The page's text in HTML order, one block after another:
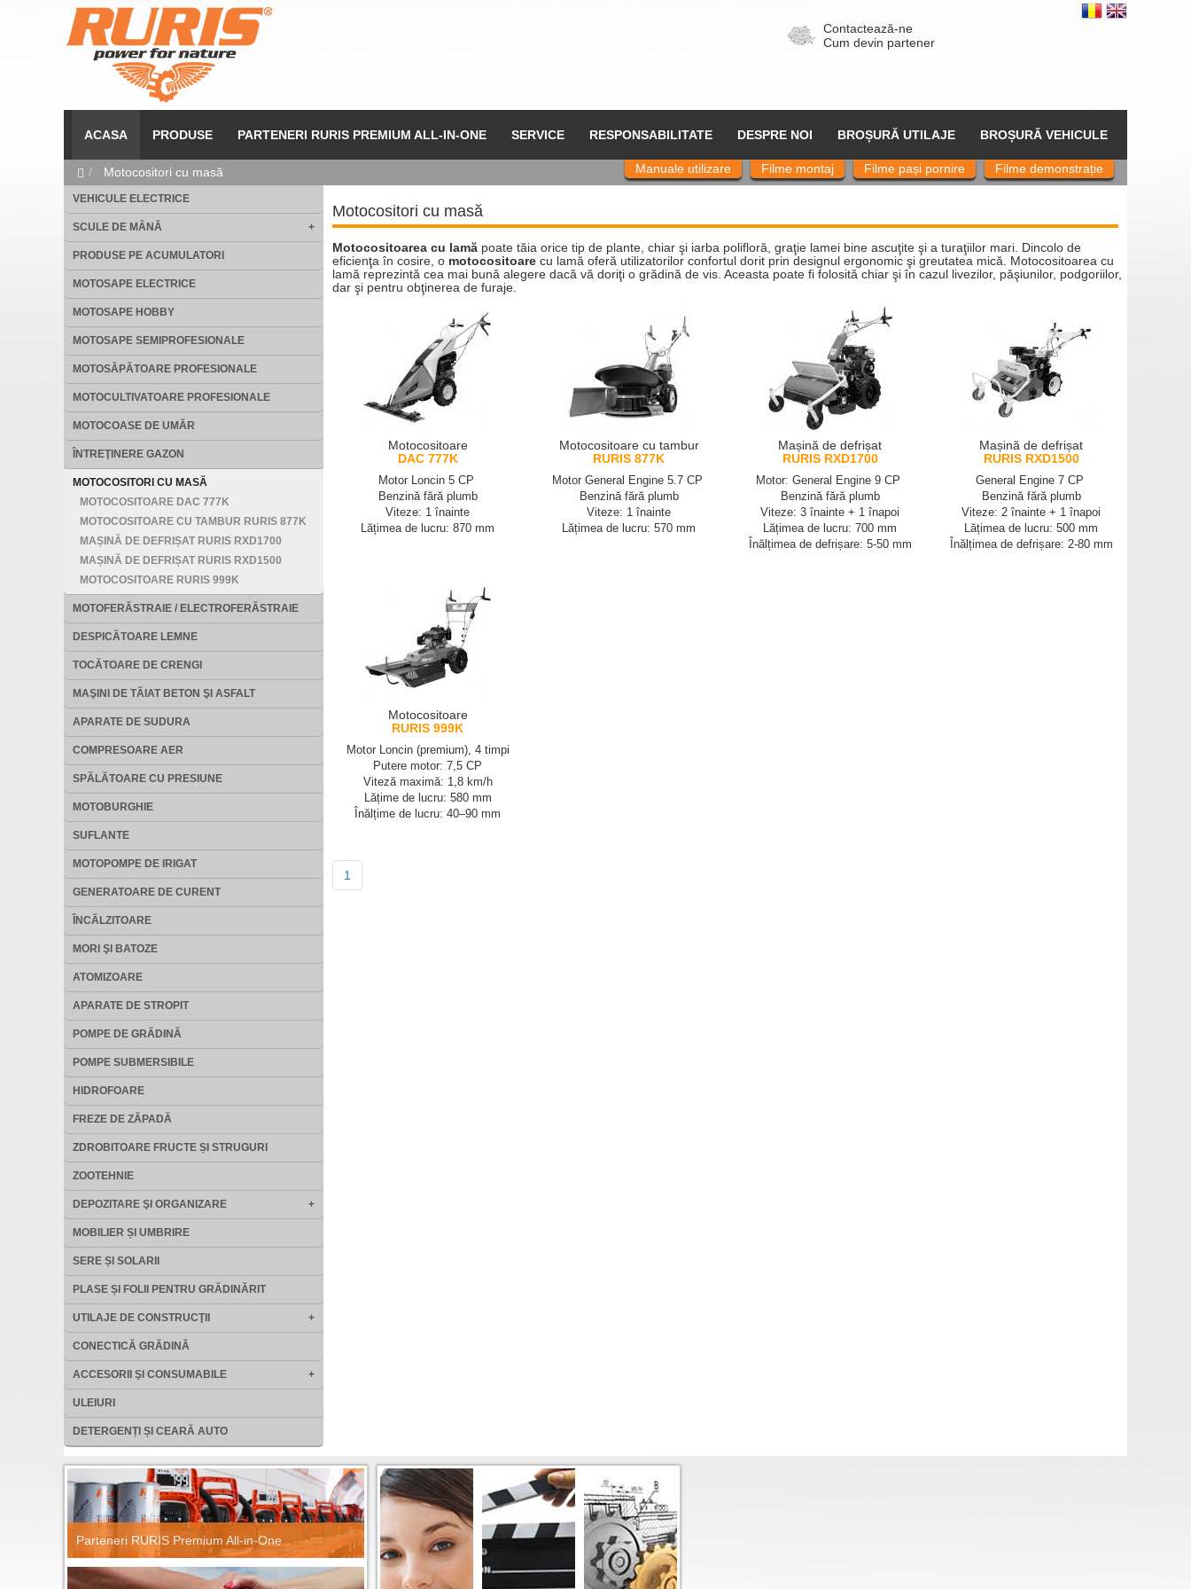
Contactează-ne
Cum devin partener
ACASA PRODUSE PARTENERI RURIS PREMIUM ALL-IN-ONE SERVICE RESPONSABILITATE DESPRE NOI BROȘURĂ UTILAJE BROȘURĂ VEHICULE
Motocositori cu masă Filme demonstrație
Filme pași pornire
Filme montaj
Manuale utilizare
VEHICULE ELECTRICE
SCULE DE MÂNĂ +
PRODUSE PE ACUMULATORI
MOTOSAPE ELECTRICE
MOTOSAPE HOBBY
MOTOSAPE SEMIPROFESIONALE
MOTOSĂPĂTOARE PROFESIONALE
MOTOCULTIVATOARE PROFESIONALE
MOTOCOASE DE UMĂR
ÎNTREŢINERE GAZON
MOTOCOSITORI CU MASĂ
MOTOCOSITOARE DAC 777K
MOTOCOSITOARE CU TAMBUR RURIS 877K
MAȘINĂ DE DEFRIȘAT RURIS RXD1700
MAȘINĂ DE DEFRIȘAT RURIS RXD1500
MOTOCOSITOARE RURIS 999K
MOTOFERĂSTRAIE / ELECTROFERĂSTRAIE
DESPICĂTOARE LEMNE
TOCĂTOARE DE CRENGI
MAŞINI DE TĂIAT BETON ŞI ASFALT
APARATE DE SUDURA
COMPRESOARE AER
SPĂLĂTOARE CU PRESIUNE
MOTOBURGHIE
SUFLANTE
MOTOPOMPE DE IRIGAT
GENERATOARE DE CURENT
ÎNCĂLZITOARE
MORI ŞI BATOZE
ATOMIZOARE
APARATE DE STROPIT
POMPE DE GRĂDINĂ
POMPE SUBMERSIBILE
HIDROFOARE
FREZE DE ZĂPADĂ
ZDROBITOARE FRUCTE ȘI STRUGURI
ZOOTEHNIE
DEPOZITARE ŞI ORGANIZARE +
MOBILIER ȘI UMBRIRE
SERE ȘI SOLARII
PLASE ȘI FOLII PENTRU GRĂDINĂRIT
UTILAJE DE CONSTRUCŢII +
CONECTICĂ GRĂDINĂ
ACCESORII ŞI CONSUMABILE +
ULEIURI
DETERGENȚI ȘI CEARĂ AUTO
Motocositori cu masă
Motocositoarea cu lamăpoate tăia orice tip de plante, chiar şi iarba polifloră, graţie lamei bine ascuţite şi a turaţiilor mari. Dincolo de
eficienţa în cosire, omotocositoarecu lamă oferă utilizatorilor confortul dorit prin designul ergonomic şi greutatea mică. Motocositoarea cu
lamă reprezintă cea mai bună alegere dacă vă doriţi o grădină de vis. Aceasta poate fi folosită chiar şi în cazul livezilor, păşiunilor, podgoriilor,
dar şi pentru obţinerea de furaje.
Motocositoare
DAC 777K
Motor Loncin 5 CP
Benzină fără plumb
Viteze: 1 înainte
Lățimea de lucru: 870 mm
Motocositoare cu tambur
RURIS 877K
Motor General Engine 5.7 CP
Benzină fără plumb
Viteze: 1 înainte
Lățimea de lucru: 570 mm
Mașină de defrișat
RURIS RXD1700
Motor: General Engine 9 CP
Benzină fără plumb
Viteze: 3 înainte + 1 înapoi
Lățimea de lucru: 700 mm
Înălțimea de defrișare: 5-50 mm
Mașină de defrișat
RURIS RXD1500
General Engine 7 CP
Benzină fără plumb
Viteze: 2 înainte + 1 înapoi
Lățimea de lucru: 500 mm
Înălțimea de defrișare: 2-80 mm
Motocositoare
RURIS 999K
Motor Loncin (premium), 4 timpi
Putere motor: 7,5 CP
Viteză maximă: 1,8 km/h
Lățime de lucru: 580 mm
Înălțime de lucru: 40–90 mm
1
Parteneri RURIS Premium All-in-One